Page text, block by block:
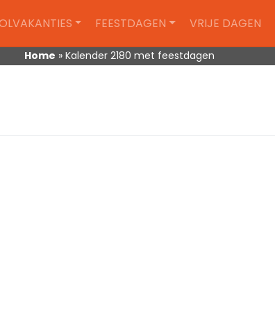
FEESTDAGEN VRIJE DAGEN
Home » Kalender 2180 met feestdagen